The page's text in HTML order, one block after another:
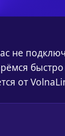
не
от